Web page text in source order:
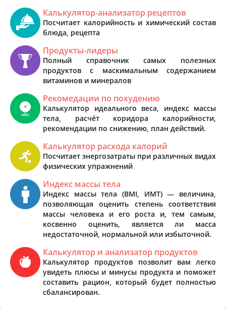
Калькулятор-анализатор рецептов
Посчитает калорийность и химический состав
блюда, рецепта
Продукты-лидеры
Полный справочник самых полезных
продуктов с маскимальным содержанием
витаминов и минералов
Рекомедации по похудению
Калькулятор идеального веса, индекс массы
тела, расчёт коридора калорийности,
рекомендации по снижению, план действий.
Калькулятор расхода калорий
Посчитает энергозатраты при различных видах
физических упражнений
Индекс массы тела
Индекс массы тела (BMI, ИМТ) — величина,
позволяющая оценить степень соответствия
массы человека и его роста и, тем самым,
косвенно оценить, является ли масса
недостаточной, нормальной или избыточной.
Калькулятор и анализатор продуктов
Калькулятор продуктов позволит вам легко
увидеть плюсы и минусы продукта и поможет
составить рацион, который будет полностью
сбалансирован.